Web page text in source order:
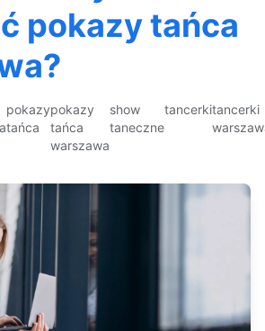
pokazy tańca
pokazy
tańca
pokazy
tańca
warszawa
show
taneczne
tancerkitancerki